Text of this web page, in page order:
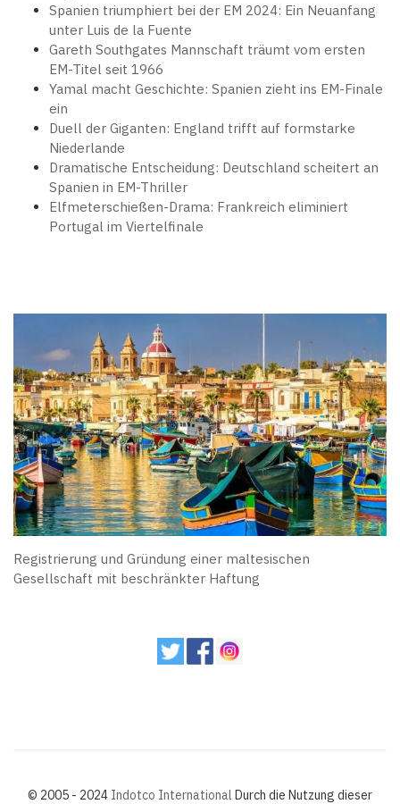
Spanien triumphiert bei der EM 2024: Ein Neuanfang
unter Luis de la Fuente
Gareth Southgates Mannschaft träumt vom ersten
EM-Titel seit 1966
Yamal macht Geschichte: Spanien zieht ins EM-Finale
ein
Duell der Giganten: England trifft auf formstarke
Niederlande
Dramatische Entscheidung: Deutschland scheitert an
Spanien in EM-Thriller
Elfmeterschießen-Drama: Frankreich eliminiert
Portugal im Viertelfinale
Registrierung und Gründung einer maltesischen
Gesellschaft mit beschränkter Haftung
© 2005 - 2024 Indotco International Durch die Nutzung dieser